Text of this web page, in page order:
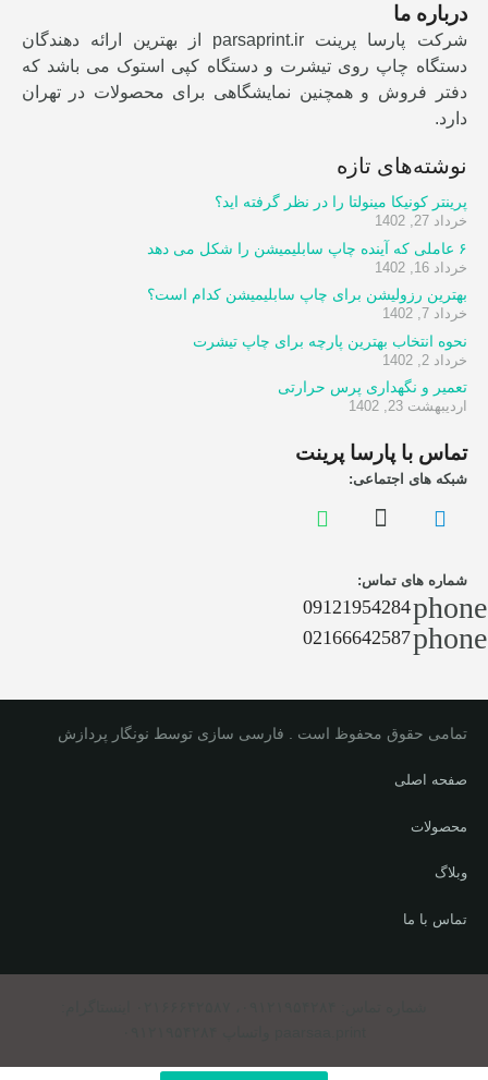
درباره ما
شرکت پارسا پرینت parsaprint.ir از بهترین ارائه دهندگان
دستگاه چاپ روی تیشرت و دستگاه کپی استوک می باشد که
دفتر فروش و همچنین نمایشگاهی برای محصولات در تهران
دارد.
نوشته‌های تازه
پرینتر کونیکا مینولتا را در نظر گرفته اید؟
خرداد 27, 1402
۶ عاملی که آینده چاپ سابلیمیشن را شکل می دهد
خرداد 16, 1402
بهترین رزولیشن برای چاپ سابلیمیشن کدام است؟
خرداد 7, 1402
نحوه انتخاب بهترین پارچه برای چاپ تیشرت
خرداد 2, 1402
تعمیر و نگهداری پرس حرارتی
اردیبهشت 23, 1402
تماس با پارسا پرینت
شبکه های اجتماعی:
شماره های تماس:
phone
09121954284
phone
02166642587
تمامی حقوق محفوظ است . فارسی سازی توسط نونگار پردازش
صفحه اصلی
محصولات
وبلاگ
تماس با ما